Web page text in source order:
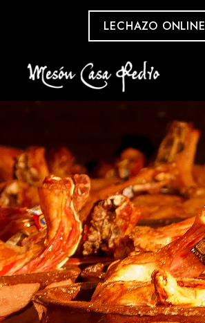
LECHAZO ONLINE